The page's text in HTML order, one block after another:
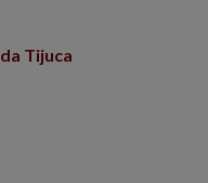
Tijuca